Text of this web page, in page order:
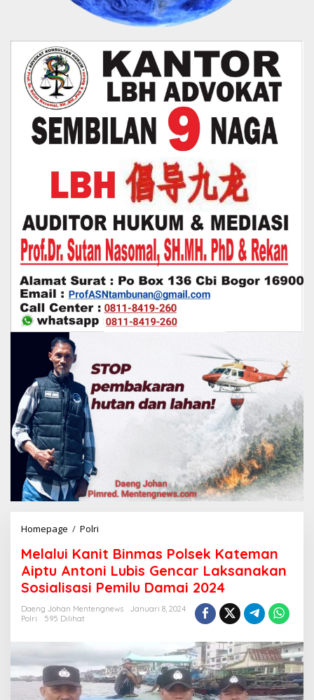
Homepage / Polri
l
a
l
u
K
i
t
B
i
Melalui Kanit Binmas Polsek Kateman
Aiptu Antoni Lubis Gencar Laksanakan
Sosialisasi Pemilu Damai 2024
Daeng Johan Mentengnews
Januari 8, 2024
Polri
595 Dilihat